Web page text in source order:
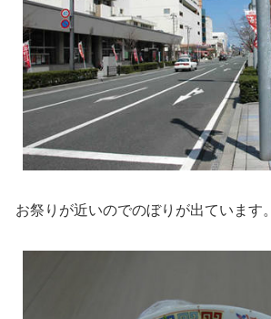
お祭りが近いのでのぼりが出ています。